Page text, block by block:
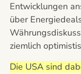
Entwicklungen
über
ziemlich
Die USA sind